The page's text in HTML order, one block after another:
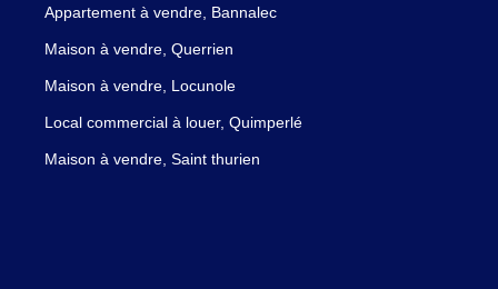
Appartement à vendre, Bannalec
Maison à vendre, Querrien
Maison à vendre, Locunole
Local commercial à louer, Quimperlé
Maison à vendre, Saint thurien